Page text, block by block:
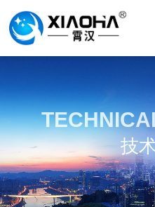
技